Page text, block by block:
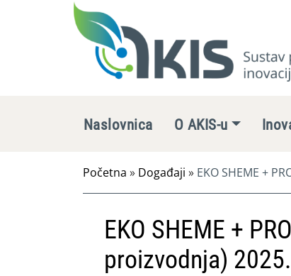
Naslovnica O AKIS-u
Početna » Događaji » EKO SHEME +
EKO SHEME +
proizvodnja) 2025.